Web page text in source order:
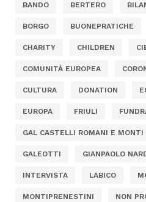
BANDO BERTERO
BORGO BUONEPRATICHE
CHARITY CHILDREN
COMUNITÀ EUROPEA
CULTURA DONATION
EUROPA FRIULI
GAL CASTELLI ROMANI E MONTI
GALEOTTI GIANPAOLO
INTERVISTA LABICO
MONTIPRENESTINI NON